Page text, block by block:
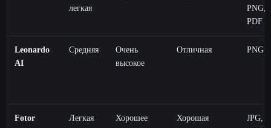
легкая
PNG,
PDF
Leonardo
AI
Средняя
Очень
высокое
Отличная PNG
Fotor Легкая Хорошее Хорошая
JPG,